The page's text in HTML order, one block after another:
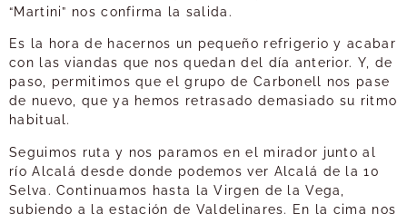
“Martini” nos confirma la salida.
Es la hora de hacernos un pequeño refrigerio y acabar
con las viandas que nos quedan del día anterior. Y, de
paso, permitimos que el grupo de Carbonell nos pase
de nuevo, que ya hemos retrasado demasiado su ritmo
habitual.
Seguimos ruta y nos paramos en el mirador junto al
río Alcalá desde donde podemos ver Alcalá de la 10
Selva. Continuamos hasta la Virgen de la Vega,
subiendo a la estación de Valdelinares. En la cima nos